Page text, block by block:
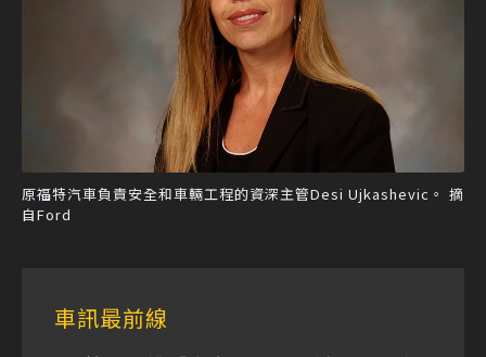
原福特汽車負責安全和車輛工程的資深主管Desi Ujkashevic。 摘
自Ford
車訊最前線